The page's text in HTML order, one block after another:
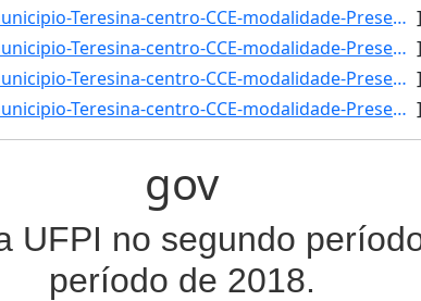
157: municipio-Teresina-centro-CCE-modalidade-Presencial-convenio--selecao-SISU_COTA-cota-AA-8-sexo-M-uf-] ]
158: municipio-Teresina-centro-CCE-modalidade-Presencial-convenio--selecao-SISU-cota-AC-sexo-F-uf--ano_in] ]
159: municipio-Teresina-centro-CCE-modalidade-Presencial-convenio--selecao-SISU-cota-AC-sexo-M-uf--ano_in] ]
160: municipio-Teresina-centro-CCE-modalidade-Presencial-convenio--selecao-SISU-cota-AC-sexo--uf--ano_ing] ]
gov
UFPI no segundo
período de 2018.